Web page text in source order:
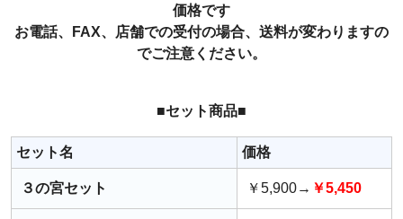
価格です
お電話、FAX、店舗での受付の場合、送料が変わりますの
でご注意ください。
■セット商品■
セット名 価格
３の宮セット ￥5,900→ ￥5,450